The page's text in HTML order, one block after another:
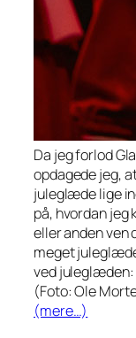
Da jeg forlod
opdagede jeg,
juleglæde lige
på, hvordan jeg
eller anden ven
meget
ved juleglæden:
(Foto: Ole
(mere…)